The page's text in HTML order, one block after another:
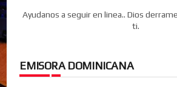
Ayudanos a seguir en linea.. Dios
ti.
EMISORA DOMINICANA